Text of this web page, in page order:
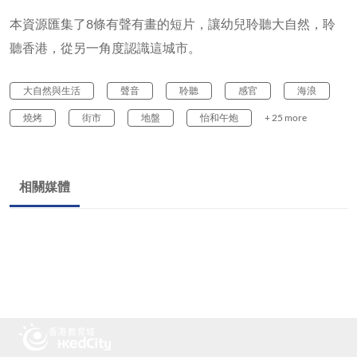
本資源匯集了8條有聲有畫的短片，讓幼兒聆聽大自然，聆
聽香港，從另一角度認識這城市。
大自然與生活 聲音 聆聽 感官 海浪
燒烤 街市 地盤 怡和午炮 + 25 more
相關媒體